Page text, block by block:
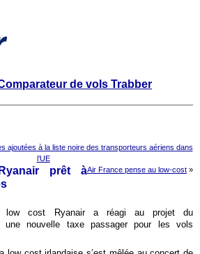
de vols Trabber
ajoutées à la liste noire des transporteurs aériens dans
l’UE
Air France pense au low-cost »
prêt à
low cost Ryanair a réagi au projet du
une nouvelle taxe passager pour les vols